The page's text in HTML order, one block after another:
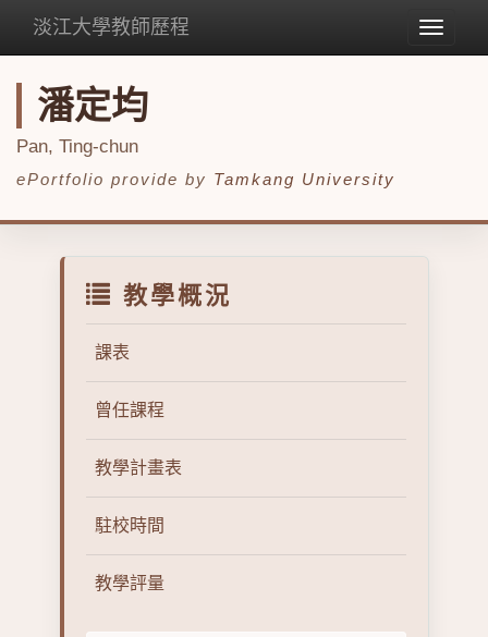
Toggle
淡江大學教師歷程
潘定均
Pan, Ting-chun
ePortfolio provide by Tamkang University
教學概況
課表
曾任課程
教學計畫表
駐校時間
教學評量